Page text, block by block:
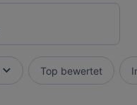
Top bewertet